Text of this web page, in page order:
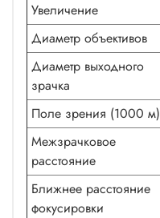
Увеличение
Диаметр объективов
Диаметр выходного
зрачка
Поле зрения (1000 м)
Межзрачковое
расстояние
Ближнее расстояние
фокусировки